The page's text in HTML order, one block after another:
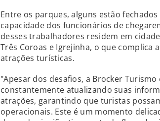
Entre os parques, alguns estão
capacidade dos funcionários de
desses trabalhadores residem em
Três Coroas e Igrejinha, o que complica
atrações turísticas.
"Apesar dos desafios, a Brocker
constantemente atualizando suas
atrações, garantindo que turistas
operacionais. Este é um momento